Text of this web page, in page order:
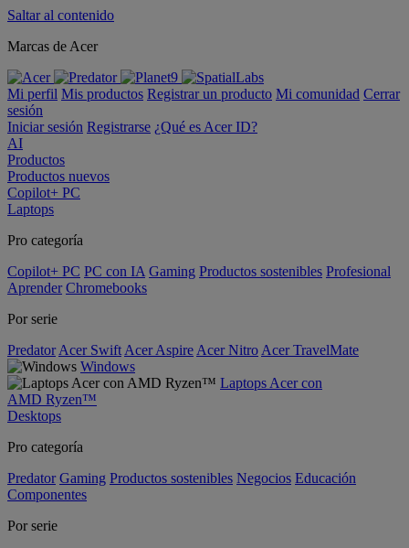
Saltar al contenido
Marcas de Acer
Mi perfil Mis productos Registrar un producto Mi comunidad Cerrar
sesión
Iniciar sesión Registrarse ¿Qué es Acer ID?
AI
Productos
Productos nuevos
Copilot+ PC
Laptops
Pro categoría
Copilot+ PC PC con IA Gaming Productos sostenibles Profesional
Aprender Chromebooks
Por serie
Predator Acer Swift Acer Aspire Acer Nitro Acer TravelMate
Windows
Laptops Acer con
AMD Ryzen™
Desktops
Pro categoría
Predator Gaming Productos sostenibles Negocios Educación
Componentes
Por serie